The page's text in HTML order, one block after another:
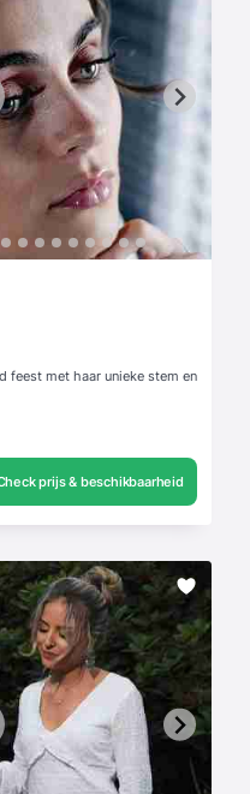
feest met haar unieke stem en
prijs & beschikbaarheid